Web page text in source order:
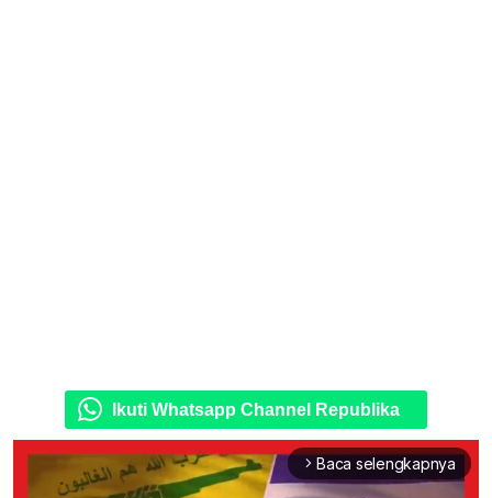
Ikuti Whatsapp Channel Republika
arrow_forward_ios Baca selengkapnya